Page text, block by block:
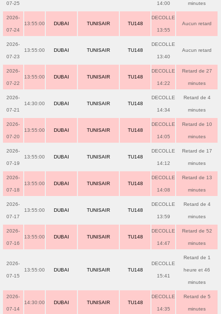
07-25 14:00 minutes
2026-
07-24
13:55:00 DUBAI TUNISAIR TU148
DECOLLE
13:55
Aucun retard
2026-
07-23
13:55:00 DUBAI TUNISAIR TU148
DECOLLE
13:40
Aucun retard
2026-
07-22
13:55:00 DUBAI TUNISAIR TU148
DECOLLE
14:22
Retard de 27
minutes
2026-
07-21
14:30:00 DUBAI TUNISAIR TU148
DECOLLE
14:34
Retard de 4
minutes
2026-
07-20
13:55:00 DUBAI TUNISAIR TU148
DECOLLE
14:05
Retard de 10
minutes
2026-
07-19
13:55:00 DUBAI TUNISAIR TU148
DECOLLE
14:12
Retard de 17
minutes
2026-
07-18
13:55:00 DUBAI TUNISAIR TU148
DECOLLE
14:08
Retard de 13
minutes
2026-
07-17
13:55:00 DUBAI TUNISAIR TU148
DECOLLE
13:59
Retard de 4
minutes
2026-
07-16
13:55:00 DUBAI TUNISAIR TU148
DECOLLE
14:47
Retard de 52
minutes
2026-
07-15
13:55:00 DUBAI TUNISAIR TU148
DECOLLE
15:41
Retard de 1
heure et 46
minutes
2026-
07-14
14:30:00 DUBAI TUNISAIR TU148
DECOLLE
14:35
Retard de 5
minutes